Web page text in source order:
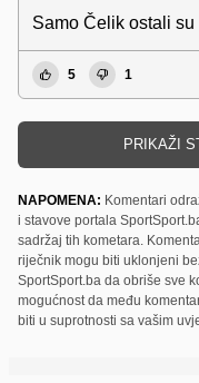
Samo Čelik ostali su
5 1
PRIKAŽI
NAPOMENA: Komentari
i stavove portala
sadržaj tih kometara.
riječnik mogu biti uklonjeni
SportSport.ba da obriše sve
mogućnost da među
biti u suprotnosti sa vašim